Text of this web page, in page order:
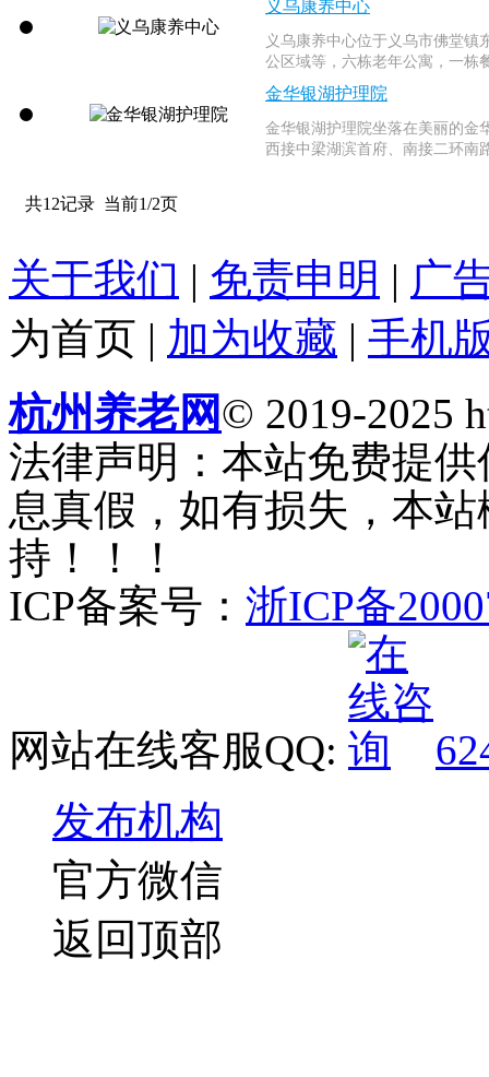
义乌康养中心
义乌康养中心位于义乌市佛堂
公区域等，六栋老年公寓，一栋
金华银湖护理院
金华银湖护理院坐落在美丽的金
西接中梁湖滨首府、南接二环南
共12记录 当前1/2页
关于我们 | 免责申明 | 广
为首页 | 加为收藏 | 手机
杭州养老网© 2019-2025
法律声明：本站免费提
息真假，如有损失，本
持！！！
ICP备案号： 浙ICP备
网站在线客服QQ:
发布机构
官方微信
返回顶部